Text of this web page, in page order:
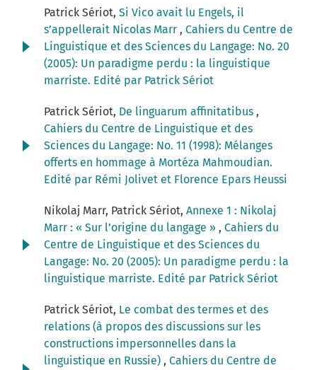
Patrick Sériot, Si Vico avait lu Engels, il
s’appellerait Nicolas Marr , Cahiers du Centre de
Linguistique et des Sciences du Langage: No. 20
(2005): Un paradigme perdu : la linguistique
marriste. Edité par Patrick Sériot
Patrick Sériot, De linguarum affinitatibus ,
Cahiers du Centre de Linguistique et des
Sciences du Langage: No. 11 (1998): Mélanges
offerts en hommage à Mortéza Mahmoudian.
Edité par Rémi Jolivet et Florence Epars Heussi
Nikolaj Marr, Patrick Sériot, Annexe 1 : Nikolaj
Marr : « Sur l’origine du langage » , Cahiers du
Centre de Linguistique et des Sciences du
Langage: No. 20 (2005): Un paradigme perdu : la
linguistique marriste. Edité par Patrick Sériot
Patrick Sériot, Le combat des termes et des
relations (à propos des discussions sur les
constructions impersonnelles dans la
linguistique en Russie) , Cahiers du Centre de